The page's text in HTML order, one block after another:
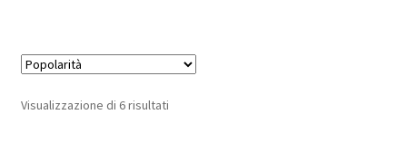
Visualizzazione di 6 risultatiPopolarità